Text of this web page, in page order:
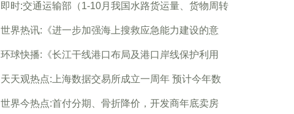
即时:交通运输部（1-10月我国水路货运量、货物周转
世界热讯:《进一步加强海上搜救应急能力建设的意
环球快播:《长江干线港口布局及港口岸线保护利用
天天观热点:上海数据交易所成立一周年 预计今年数
世界今热点:首付分期、骨折降价，开发商年底卖房